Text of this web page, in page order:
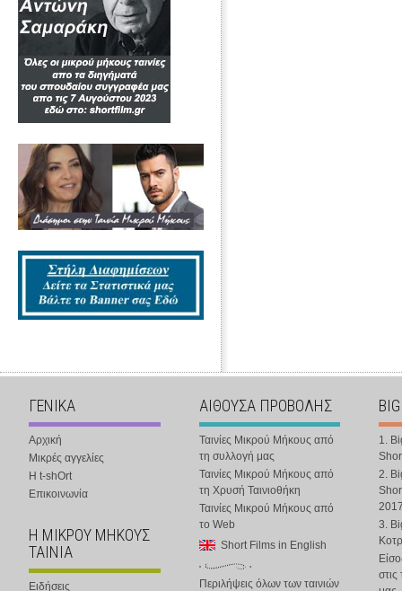
ΓΕΝΙΚΑ
Αρχική
Μικρές αγγελίες
Η t-shOrt
Επικοινωνία
Η ΜΙΚΡΟΥ ΜΗΚΟΥΣ
ΤΑΙΝΙΑ
Ειδήσεις
ΑΙΘΟΥΣΑ ΠΡΟΒΟΛΗΣ
Ταινίες Μικρού Μήκους από
τη συλλογή μας
Ταινίες Μικρού Μήκους από
τη Χρυσή Ταινιοθήκη
Ταινίες Μικρού Μήκους από
το Web
Short Films in English
Περιλήψεις όλων των ταινιών
1.
2.
3.
στις